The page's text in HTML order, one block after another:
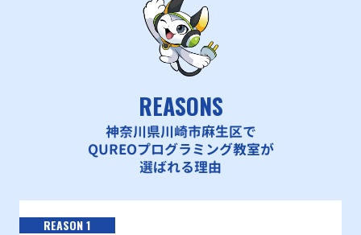
REASONS
神奈川県川崎市麻生区で
QUREOプログラミング教室が
選ばれる理由
REASON 1